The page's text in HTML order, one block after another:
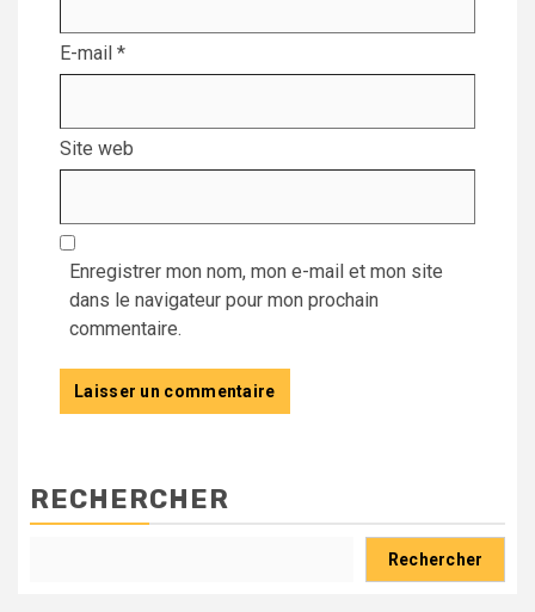
E-mail *
Site web
Enregistrer mon nom, mon e-mail et mon site
dans le navigateur pour mon prochain
commentaire.
RECHERCHER
Rechercher